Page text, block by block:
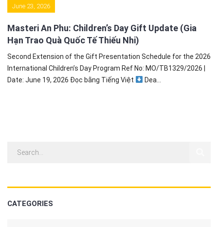
CATEGORIES
June 23, 2026
Masteri An Phu: Children’s Day Gift Update (Gia
Hạn Trao Quà Quốc Tế Thiếu Nhi)
Second Extension of the Gift Presentation Schedule for the 2026
International Children’s Day Program Ref No: MO/TB1329/2026 |
Date: June 19, 2026 Đọc bằng Tiếng Việt
Dea...